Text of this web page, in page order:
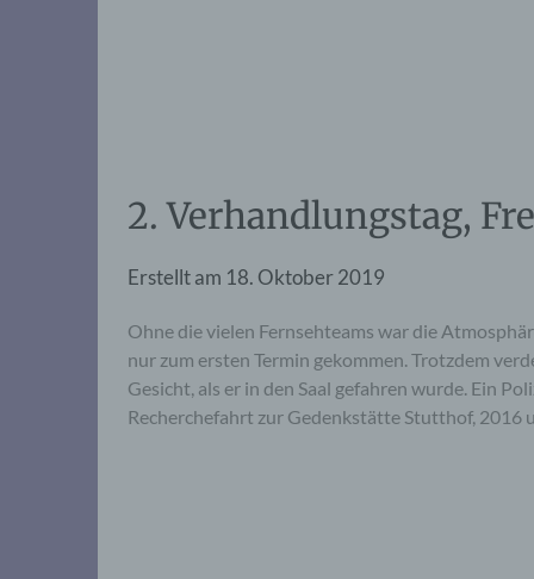
2. Verhandlungstag,
Erstellt am 18. Oktober 2019
Ohne die vielen Fernsehteams war die
nur zum ersten Termin gekommen. Trotzdem
Gesicht, als er in den Saal gefahren wurde. Ein
Recherchefahrt zur Gedenkstätte Stutthof, 2016